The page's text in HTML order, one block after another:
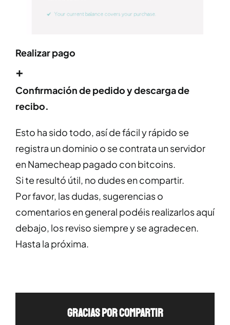
Realizar pago
+
Confirmación de pedido y descarga de
recibo.
Esto ha sido todo, así de fácil y rápido se
registra un dominio o se contrata un servidor
en Namecheap pagado con bitcoins.
Si te resultó útil, no dudes en compartir.
Por favor, las dudas, sugerencias o
comentarios en general podéis realizarlos aquí
debajo, los reviso siempre y se agradecen.
Hasta la próxima.
GRACIAS POR COMPARTIR